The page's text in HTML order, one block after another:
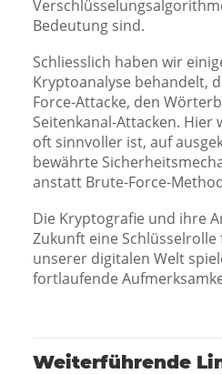
Bedeutung sind.
Schliesslich haben wir
Kryptoanalyse behandelt,
Force-Attacke, den
Seitenkanal-Attacken. Hier
oft sinnvoller ist, auf
bewährte
anstatt Brute-Force-
Die Kryptografie und ihre
Zukunft eine
unserer digitalen Welt
fortlaufende
Weiterführende